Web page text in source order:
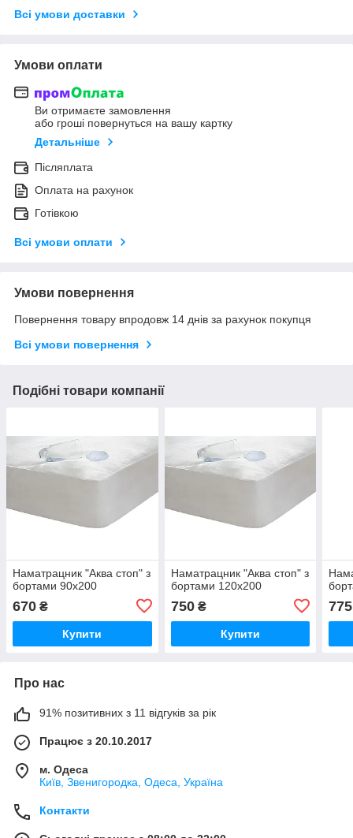
Всі умови доставки
Умови оплати
Ви отримаєте замовлення
або гроші повернуться на вашу картку
Детальніше
Післяплата
Оплата на рахунок
Готівкою
Всі умови оплати
Умови повернення
Повернення товару впродовж 14 днів за рахунок покупця
Всі умови повернення
Подібні товари компанії
Наматрацник "Аква стоп" з
бортами 90х200
670 ₴
Купити
Наматрацник "Аква стоп" з
бортами 120х200
750₴
Купити
775
Про нас
91% позитивних з 11 відгуків за рік
Працює з 20.10.2017
м. Одеса
Київ, Звенигородка, Одеса, Україна
Контакти